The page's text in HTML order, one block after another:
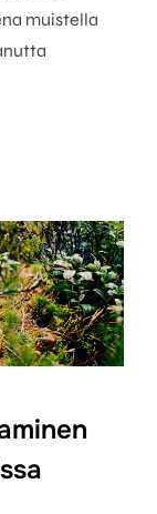
muistella